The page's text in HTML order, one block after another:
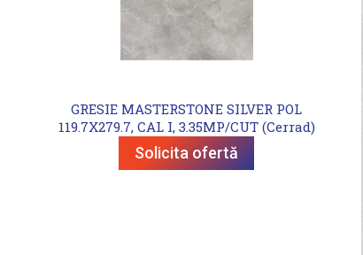
GRESIE MASTERSTONE SILVER POL
119.7X279.7, CAL I, 3.35MP/CUT (Cerrad)
Solicita ofertă